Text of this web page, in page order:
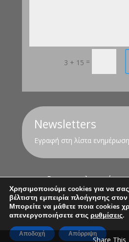
3 + 15 =
Newsletters
Εγραφή στη λίστα
Για τον υπολογισμό της
Όροι Χρήσης
Χρησιμοποιούμε cookies για να
βέλτιστη εμπειρία πλοήγησης
Μπορείτε να μάθετε ποια cookies
απενεργοποιήσετε στις ρυθμίσεις.
Αποδοχή Απόρριψη
Share This